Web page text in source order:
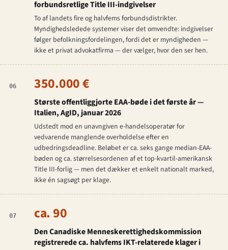
forbundsretlige Title III-indgivelser
To af landets fire og halvfems forbundsdistrikter.
Myndighedsledede systemer viser det omvendte: indgivelser
følger befolkningsfordelingen, fordi det er myndigheden —
ikke et privat advokatfirma — der vælger, hvor den ser hen.
06 350.000 €
Største offentliggjorte EAA-bøde i det første år —
Italien, AgID, januar 2026
Udstedt mod en unavngiven e-handelsoperatør for
vedvarende manglende overholdelse efter en
udbedringsdeadline. Beløbet er ca. seks gange median-EAA-
bøden og ca. størrelsesordenen af et top-kvartil-amerikansk
Title III-forlig — men det dækker et enkelt nationalt marked,
ikke én sagsøgt per klage.
07 ca. 90
Den Canadiske Menneskerettighedskommission
registrerede ca. halvfems IKT-relaterede klager i